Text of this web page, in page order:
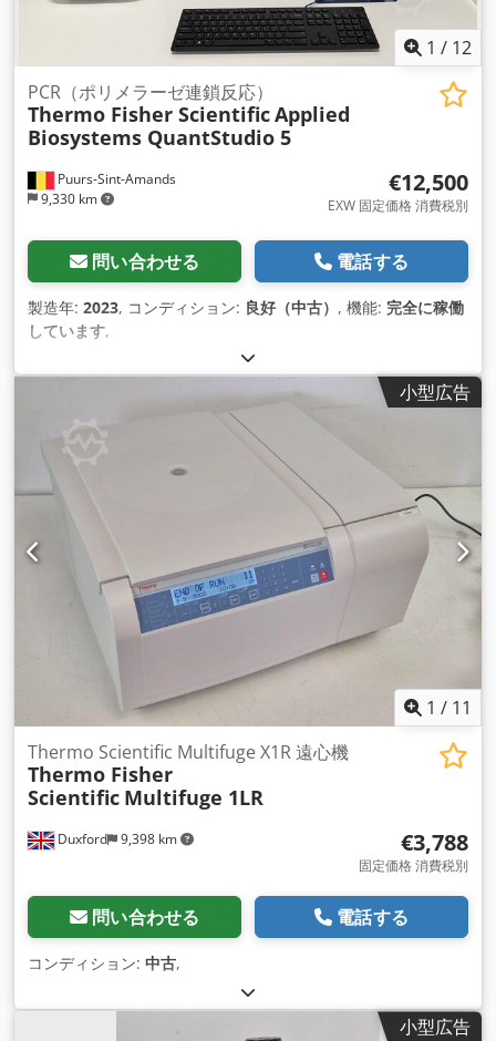
1 / 12
Puurs-Sint-Amands
9,330 km
PCR（ポリメラーゼ連鎖反応）
Thermo Fisher ScientificApplied
Biosystems QuantStudio 5
€12,500
EXW 固定価格 消費税別
問い合わせる 電話する
製造年: 2023, コンディション: 良好（中古） , 機能: 完全に稼働
しています,
小型広告
1 / 11
Duxford 9,398 km
Thermo Scientific Multifuge X1R 遠心機
Thermo Fisher
Scientific Multifuge 1LR
€3,788
固定価格 消費税別
問い合わせる 電話する
コンディション: 中古,
小型広告